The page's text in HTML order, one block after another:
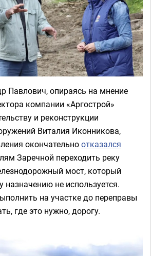
Павлович, опираясь на мнение
компании «Аргострой»
и реконструкции
Виталия Иконникова,
окончательноотказался
Заречной переходить реку
мост, который
назначению не используется.
на участке до переправы
где это нужно, дорогу.